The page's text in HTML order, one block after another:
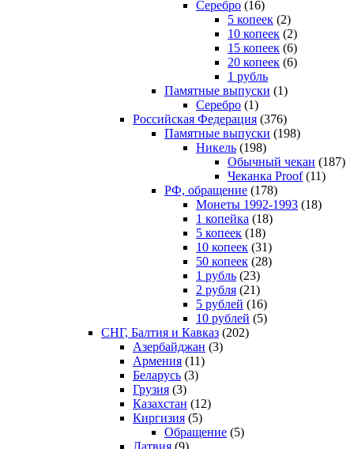
Серебро (16)
5 копеек (2)
10 копеек (2)
15 копеек (6)
20 копеек (6)
1 рубль
Памятные выпуски (1)
Серебро (1)
Российская Федерация (376)
Памятные выпуски (198)
Никель (198)
Обычный чекан (187)
Чеканка Proof(11)
РФ, обращение (178)
Монеты 1992-1993 (18)
1 копейка (18)
5 копеек (18)
10 копеек (31)
50 копеек (28)
1 рубль (23)
2 рубля (21)
5 рублей (16)
10 рублей (5)
СНГ, Балтия и Кавказ (202)
Азербайджан (3)
Армения (11)
Беларусь (3)
Грузия (3)
Казахстан (12)
Киргизия (5)
Обращение (5)
Латвия (9)